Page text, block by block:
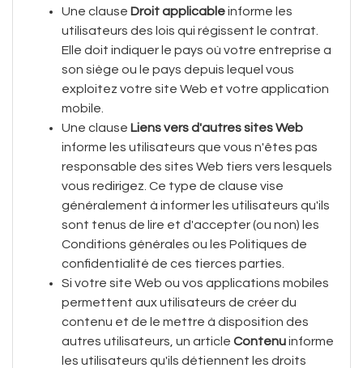
Une clause Droit applicableinforme les
utilisateurs des lois qui régissent le contrat.
Elle doit indiquer le pays où votre entreprise a
son siège ou le pays depuis lequel vous
exploitez votre site Web et votre application
mobile.
Une clause Liens vers d'autres sites Web
informe les utilisateurs que vous n'êtes pas
responsable des sites Web tiers vers lesquels
vous redirigez. Ce type de clause vise
généralement à informer les utilisateurs qu'ils
sont tenus de lire et d'accepter (ou non) les
Conditions générales ou les Politiques de
confidentialité de ces tierces parties.
Si votre site Web ou vos applications mobiles
permettent aux utilisateurs de créer du
contenu et de le mettre à disposition des
autres utilisateurs, un article Contenuinforme
les utilisateurs qu'ils détiennent les droits